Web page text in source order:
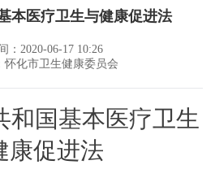
本医疗卫生与健康促进法
：2020-06-17 10:26
怀化市卫生健康委员会
和国基本医疗卫生
康促进法